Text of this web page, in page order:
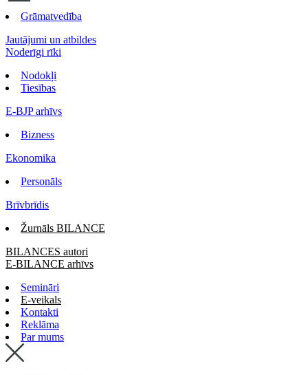
Grāmatvedība
Jautājumi un atbildes
Noderīgi rīki
Nodokļi
Tiesības
E-BJP arhīvs
Bizness
Ekonomika
Personāls
Brīvbrīdis
Žurnāls BILANCE
BILANCES autori
E-BILANCE arhīvs
Semināri
E-veikals
Kontakti
Reklāma
Par mums